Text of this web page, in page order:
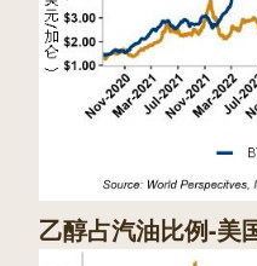
乙醇占汽油比例-美